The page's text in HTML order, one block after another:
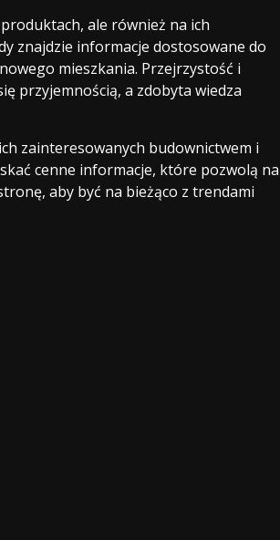
ale również na ich
znajdzie informacje dostosowane do
mieszkania. Przejrzystość i
przyjemnością, a zdobyta wiedza
zainteresowanych budownictwem i
cenne informacje, które pozwolą na
aby być na bieżąco z trendami